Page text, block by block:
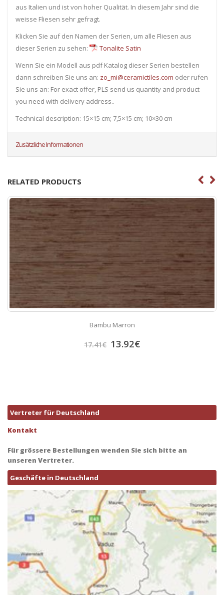
aus Italien und ist von hoher Qualität. In diesem Jahr sind die
weisse Fliesen sehr gefragt.
Klicken Sie auf den Namen der Serien, um alle Fliesen ​​aus
dieser Serien zu sehen:
Tonalite Satin
Wenn Sie ein Modell aus pdf Katalog dieser Serien bestellen
dann schreiben Sie uns an: zo_mi@ceramictiles.com oder rufen
Sie uns an: For exact offer, PLS send us quantity and product
you need with delivery address..
Technical description: 15×15 cm; 7,5×15 cm; 10×30 cm
Zusätzliche Informationen
RELATED PRODUCTS
Bambu Marron
17.41€ 13.92€
Vertreter für Deutschland
Kontakt
Für grössere Bestellungen wenden Sie sich bitte an
unseren Vertreter.
Geschäfte in Deutschland